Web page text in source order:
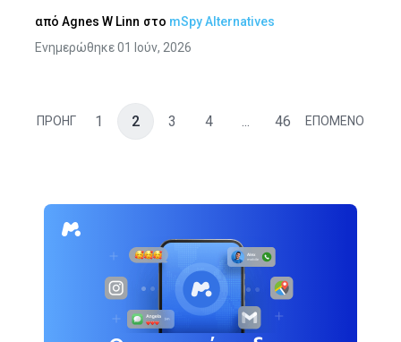
από Agnes W Linn στο mSpy Alternatives
Ενημερώθηκε 01 Ιούν, 2026
ΠΡΟΗΓ 1 2 3 4 ... 46 ΕΠΟΜΕΝΟ